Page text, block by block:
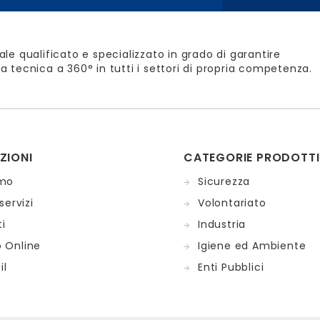
qualificato e specializzato in grado di garantire
tecnica a 360° in tutti i settori di propria competenza.
Online
CATEGORIE PRODOTTI
Sicurezza
Volontariato
Industria
Igiene ed Ambiente
Enti Pubblici